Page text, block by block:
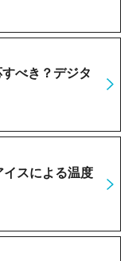
べき？デジタ
スによる温度